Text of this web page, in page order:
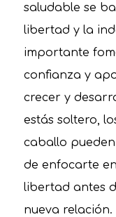
saludable se
libertad y la
importante
confianza y
crecer y
estás soltero,
caballo
de enfocarte
libertad antes
nueva